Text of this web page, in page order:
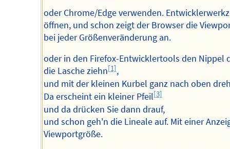
oder Chrome/Edge verwenden.
öffnen, und schon zeigt der Browser die
bei jeder Größenveränderung an.
oder in den Firefox-Entwicklertools den Nippel
die Lasche ziehn[1],
und mit der kleinen Kurbel ganz nach oben
Da erscheint ein kleiner Pfeil[3]
und da drücken Sie dann drauf,
und schon geh'n die Lineale auf. Mit einer
Viewportgröße.